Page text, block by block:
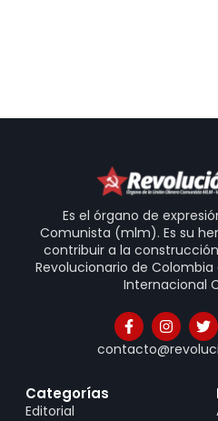
Es el órgano de
Comunista (mlm). Es su
contribuir a la
Revolucionario de
Internacional
Categorías
Editorial